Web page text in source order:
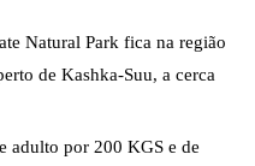
Natural Park fica na região
de Kashka-Suu, a cerca
adulto por 200 KGS e de